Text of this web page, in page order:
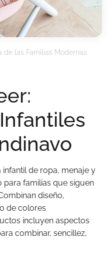
de las Familias Modernas
de ropa, menaje y
familias que siguen
diseño,
de colores
incluyen aspectos
combinar, sencillez,